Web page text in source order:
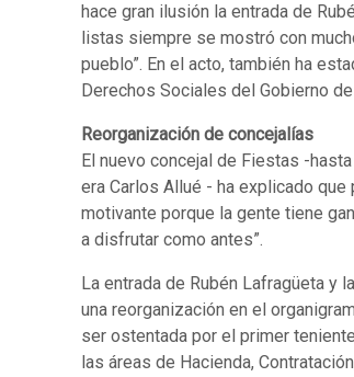
hace gran ilusión la entrada de
listas siempre se mostró con
pueblo”. En el acto, también ha
Derechos Sociales del Gobierno
Reorganización de concejalías
El nuevo concejal de Fiestas -
era Carlos Allué - ha explicado que
motivante porque la gente tiene
a disfrutar como antes”.
La entrada de Rubén Lafragüeta y
una reorganización en el
ser ostentada por el primer
las áreas de Hacienda,